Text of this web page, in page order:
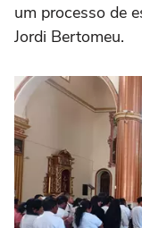
um processo de
Jordi Bertomeu.